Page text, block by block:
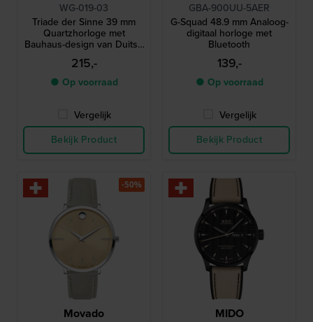
WG-019-03
Triade der Sinne 39 mm
Quartzhorloge met
Bauhaus-design van Duitse
makelij
215,-
● Op voorraad
Vergelijk
Bekijk Product
GBA-900UU-5AER
G-Squad 48.9 mm Analoog-
digitaal horloge met
Bluetooth
139,-
● Op voorraad
Vergelijk
Bekijk Product
Movado
-50%
MIDO